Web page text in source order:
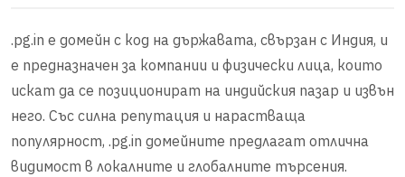
.pg.in е домейн с код на държавата, свързан с Индия, и
е предназначен за компании и физически лица, които
искат да се позиционират на индийския пазар и извън
него. Със силна репутация и нарастваща
популярност, .pg.in домейните предлагат отлична
видимост в локалните и глобалните търсения.